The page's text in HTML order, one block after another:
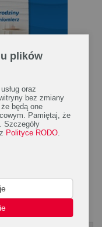
plików
oraz
bez zmiany
będą one
Pamiętaj, że
Szczegóły
Polityce RODO.